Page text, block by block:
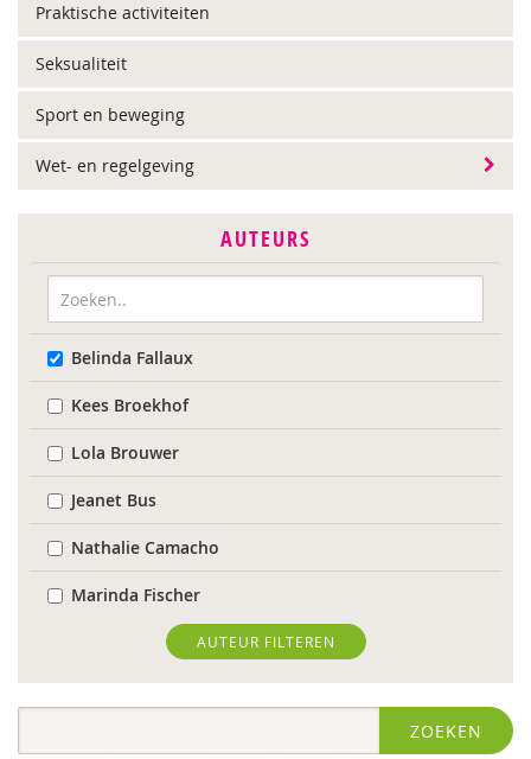
Praktische activiteiten
Seksualiteit
Sport en beweging
Wet- en regelgeving
AUTEURS
Belinda Fallaux
Kees Broekhof
Lola Brouwer
Jeanet Bus
Nathalie Camacho
Marinda Fischer
Sieneke Goorhuis-Brouwer
Jolien Hesselberth
AUTEUR FILTEREN
ZOEKEN